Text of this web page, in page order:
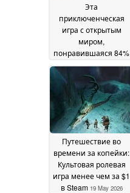
Эта
приключенческая
игра с открытым
миром,
понравившаяся 84%
игроков, продается
со скидкой 50% в
Steam 20 May 2026
Путешествие во
времени за копейки:
Культовая ролевая
игра менее чем за $1
в Steam 19 May 2026